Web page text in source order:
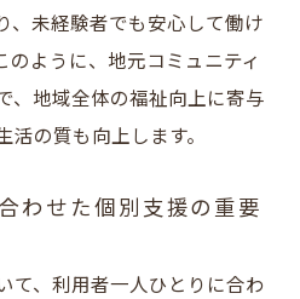
は未経験でも働きやすい環
修プログラムとは
を踏み出すサポート体制
、未経験者でも安心して働け
のように、地元コミュニティ
、地域全体の福祉向上に寄与
活の質も向上します。
わせた個別支援の重要
て、利用者一人ひとりに合わ